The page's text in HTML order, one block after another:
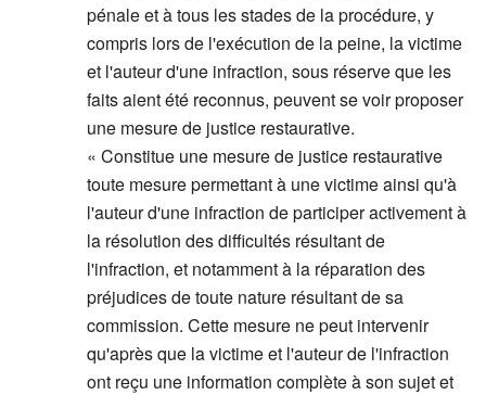
pénale et à tous les stades de la procédure, y
compris lors de l'exécution de la peine, la victime
et l'auteur d'une infraction, sous réserve que les
faits aient été reconnus, peuvent se voir proposer
une mesure de justice restaurative.
« Constitue une mesure de justice restaurative
toute mesure permettant à une victime ainsi qu'à
l'auteur d'une infraction de participer activement à
la résolution des difficultés résultant de
l'infraction, et notamment à la réparation des
préjudices de toute nature résultant de sa
commission. Cette mesure ne peut intervenir
qu'après que la victime et l'auteur de l'infraction
ont reçu une information complète à son sujet et